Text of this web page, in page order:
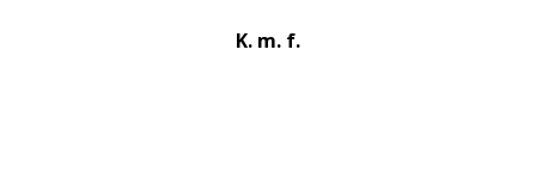
K. m. f.